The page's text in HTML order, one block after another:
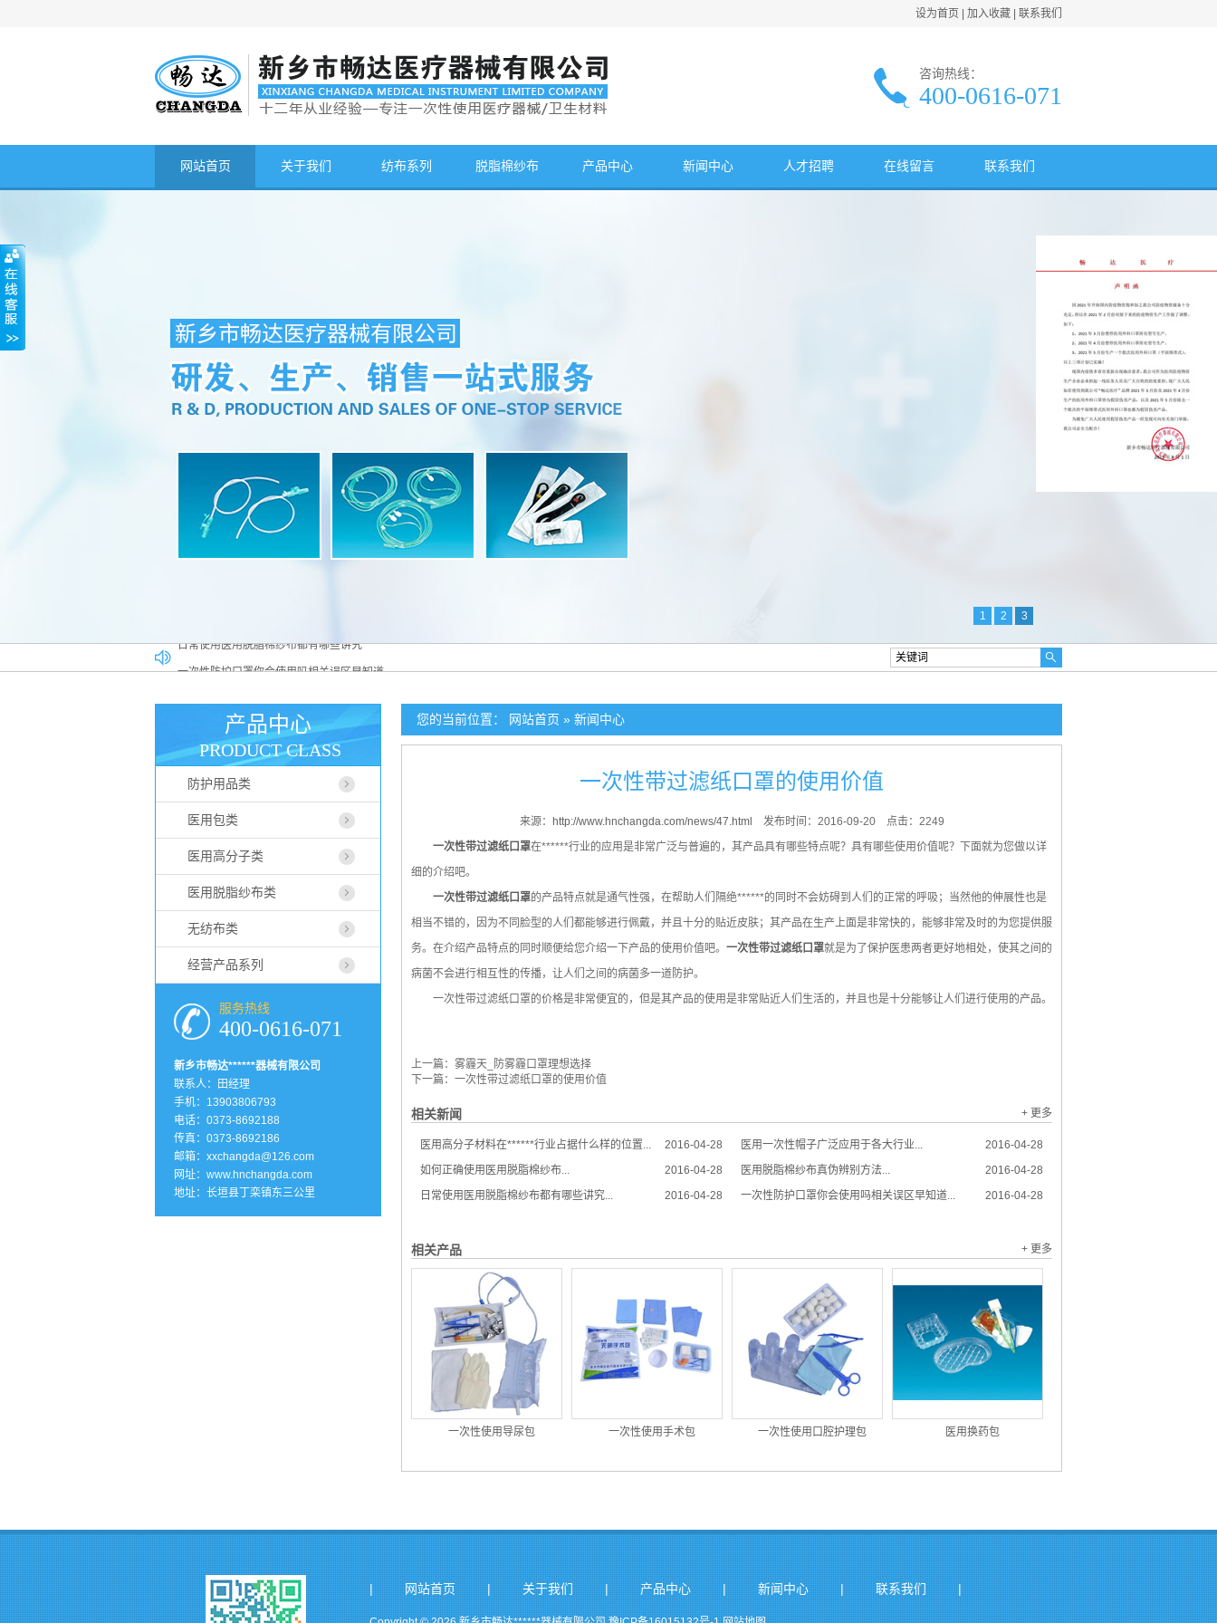
设为首页 加入收藏 联系我们
咨询热线：
400-0616-071
网站首页 关于我们 纺布系列 脱脂棉纱布 产品中心 新闻中心 人才招聘 在线留言 联系我们
1 2 3
医用一次性帽子广泛应用于各大行业
如何正确使用医用脱脂棉纱布
医用脱脂棉纱布真伪辨别方法
日常使用医用脱脂棉纱布都有哪些讲究
您的当前位置： 网站首页 » 新闻中心
一次性带过滤纸口罩的使用价值
来源： http://www.hnchangda.com/news/47.html 发布时间：2016-09-20
点击：2249
一次性带过滤纸口罩在******行业的应用是非常广泛与普遍的，其产品具有哪些特点呢？具有哪些使用价值呢？下面就为您做以详
细的介绍吧。
一次性带过滤纸口罩的产品特点就是通气性强，在帮助人们隔绝******的同时不会妨碍到人们的正常的呼吸；当然他的伸展性也是
相当不错的，因为不同脸型的人们都能够进行佩戴，并且十分的贴近皮肤；其产品在生产上面是非常快的，能够非常及时的为您提供服
务。在介绍产品特点的同时顺便给您介绍一下产品的使用价值吧。 一次性带过滤纸口罩就是为了保护医患两者更好地相处，使其之间的
病菌不会进行相互性的传播，让人们之间的病菌多一道防护。
一次性带过滤纸口罩的价格是非常便宜的，但是其产品的使用是非常贴近人们生活的，并且也是十分能够让人们进行使用的产品。
上一篇： 雾霾天_防雾霾口罩理想选择
下一篇： 一次性带过滤纸口罩的使用价值
相关新闻 + 更多
2016-04-28
医用高分子材料在******行业占据什么样的位置... 2016-04-28
医用一次性帽子广泛应用于各大行业...
2016-04-28
如何正确使用医用脱脂棉纱布... 2016-04-28
医用脱脂棉纱布真伪辨别方法...
2016-04-28
日常使用医用脱脂棉纱布都有哪些讲究... 2016-04-28
一次性防护口罩你会使用吗相关误区早知道...
相关产品 + 更多
一次性使用导尿包 一次性使用手术包 一次性使用口腔护理包 医用换药包
产品中心
PRODUCT CLASS
防护用品类
医用包类
医用高分子类
医用脱脂纱布类
无纺布类
经营产品系列
服务热线
400-0616-071
新乡市畅达******器械有限公司
联系人：田经理
手机：13903806793
电话：0373-8692188
传真：0373-8692186
邮箱：xxchangda@126.com
网址： www.hnchangda.com
地址：长垣县丁栾镇东三公里
| 网站首页 | 关于我们 | 产品中心 | 新闻中心 | 联系我们 |